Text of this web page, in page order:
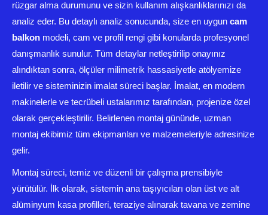
rüzgar alma durumunu ve sizin kullanım alışkanlıklarınızı da
analiz eder. Bu detaylı analiz sonucunda, size en uygun cam
balkon modeli, cam ve profil rengi gibi konularda profesyonel
danışmanlık sunulur. Tüm detaylar netleştirilip onayınız
alındıktan sonra, ölçüler milimetrik hassasiyetle atölyemize
iletilir ve sisteminizin imalat süreci başlar. İmalat, en modern
makinelerle ve tecrübeli ustalarımız tarafından, projenize özel
olarak gerçekleştirilir. Belirlenen montaj gününde, uzman
montaj ekibimiz tüm ekipmanları ve malzemeleriyle adresinize
gelir.
Montaj süreci, temiz ve düzenli bir çalışma prensibiyle
yürütülür. İlk olarak, sistemin ana taşıyıcıları olan üst ve alt
alüminyum kasa profilleri, teraziye alınarak tavana ve zemine